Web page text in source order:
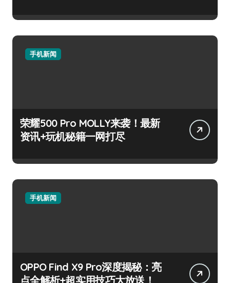
手机新闻
荣耀500 Pro MOLLY来袭！最新
资讯+玩机秘籍一网打尽
手机新闻
OPPO Find X9 Pro深度揭秘：亮
点全解析+超实用技巧大放送！